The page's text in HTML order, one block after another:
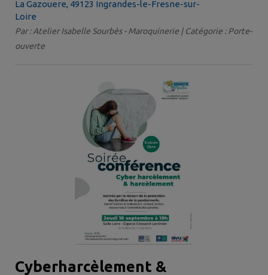
La Gazouere, 49123 Ingrandes-le-Fresne-sur-
Loire
Par : Atelier Isabelle Sourbès - Maroquinerie | Catégorie : Porte-
ouverte
Cyberharcèlement &